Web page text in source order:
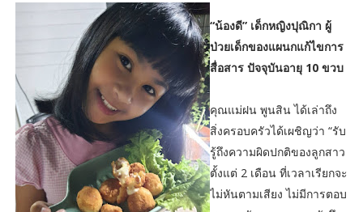
“น้องดี” เด็กหญิงปุณิกา ผู้
ป่วยเด็กของแผนกแก้ไขการ
สื่อสาร ปัจจุบันอายุ 10 ขวบ
คุณแม่ฝน พูนสิน ได้เล่าถึง
สิ่งครอบครัวได้เผชิญว่า “รับ
รู้ถึงความผิดปกติของลูกสาว
ตั้งแต่ 2 เดือน ที่เวลาเรียกจะ
ไม่หันตามเสียง ไม่มีการตอบ